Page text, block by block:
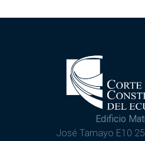
Edificio
José Tamayo E10